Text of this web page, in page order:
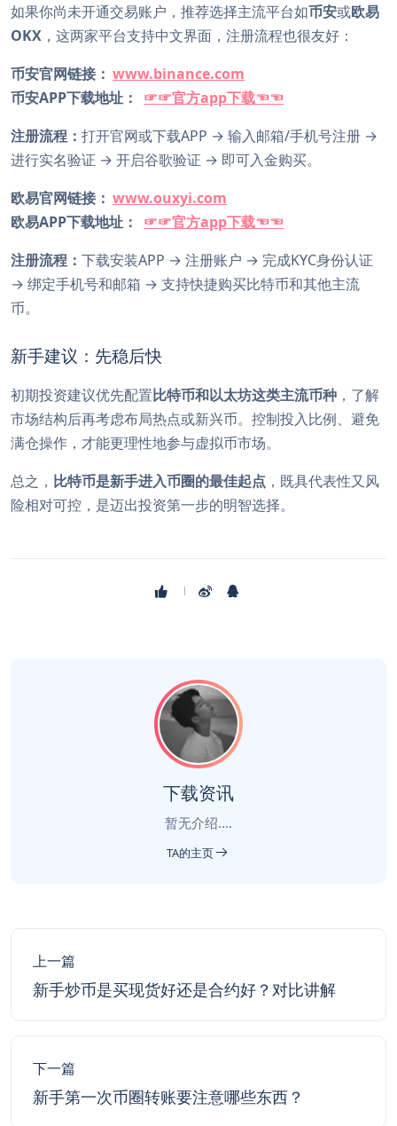
如果你尚未开通交易账户，推荐选择主流平台如币安或欧易
OKX ，这两家平台支持中文界面，注册流程也很友好：
币安官网链接： www.binance.com
币安APP下载地址：
☞☞官方app下载☜☜
注册流程： 打开官网或下载APP → 输入邮箱/手机号注册 →
进行实名验证 → 开启谷歌验证 → 即可入金购买。
欧易官网链接： www.ouxyi.com
欧易APP下载地址：
☞☞官方app下载☜☜
注册流程： 下载安装APP → 注册账户 → 完成KYC身份认证
→ 绑定手机号和邮箱 → 支持快捷购买比特币和其他主流
币。
新手建议：先稳后快
初期投资建议优先配置比特币和以太坊这类主流币种 ，了解
市场结构后再考虑布局热点或新兴币。控制投入比例、避免
满仓操作，才能更理性地参与虚拟币市场。
总之， 比特币是新手进入币圈的最佳起点 ，既具代表性又风
险相对可控，是迈出投资第一步的明智选择。
下载资讯
暂无介绍....
TA的主页
上一篇
新手炒币是买现货好还是合约好？对比讲解
下一篇
新手第一次币圈转账要注意哪些东西？